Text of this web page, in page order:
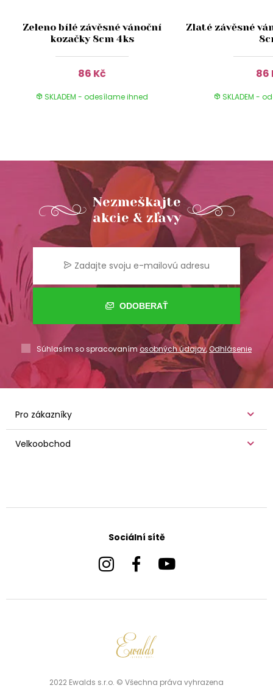
Zeleno bílé závěsné vánoční
kozačky 8cm 4ks
86 Kč
SKLADEM - odesílame ihned
Zlaté závěsné
86
SKLADEM -
Nezmeškajte
akcie & zľavy
ODOBERAŤ
Súhlasím so spracovaním osobných údajov,Odhlásenie
Pro zákazníky
Velkoobchod
Sociální sítě
2022 Ewalds s.r.o. © Všechna práva vyhrazena